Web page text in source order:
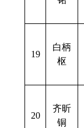
19
白柄
枢
20
齐昕
铜